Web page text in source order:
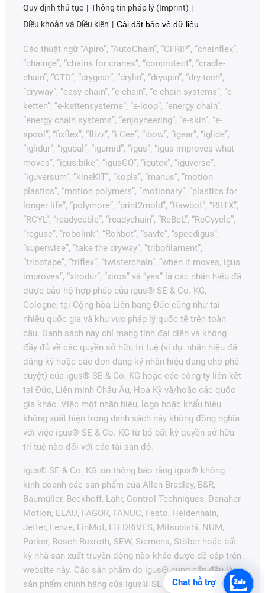
Quy định thủ tục
Thông tin pháp lý (Imprint)
Điều khoản và Điều kiện
Cài đặt bảo vệ dữ liệu
Các thuật ngữ “Apiro”, “AutoChain”, “CFRIP”, “chainflex”,
“chainge”, “chains for cranes”, “conprotect”, “cradle-
chain”, “CTD”, “drygear”, “drylin”, “dryspin”, “dry-tech”,
“dryway”, “easy chain”, “e-chain”, “e-chain systems”, “e-
ketten”, “e-kettensysteme”, “e-loop”, “energy chain”,
“energy chain systems”, “enjoyneering”, “e-skin”, “e-
spool”, “fixflex”, “flizz”, “i.Cee”, “ibow”, “igear”, “iglide”,
“iglidur”, “igubal”, “igumid”, “igus”, “igus improves what
moves”, “igus:bike”, “igusGO”, “igutex”, “iguverse”,
“iguversum”, “kineKIT”, “kopla”, “manus”, “motion
plastics”, “motion polymers”, “motionary”, “plastics for
longer life”, “polymore”, “print2mold”, “Rawbot”, “RBTX”,
“RCYL”, “readycable”, “readychain”, “ReBeL”, “ReCyycle”,
“reguse”, “robolink”, “Rohbot”, “savfe”, “speedigus”,
“superwise”, “take the dryway”, “tribofilament”,
“tribotape”, “triflex”, “twisterchain”, “when it moves, igus
improves”, “xirodur”, “xiros” và “yes” là các nhãn hiệu đã
được bảo hộ hợp pháp của igus® SE & Co. KG,
Cologne, tại Cộng hòa Liên bang Đức cũng như tại
nhiều quốc gia và khu vực pháp lý quốc tế trên toàn
cầu. Danh sách này chỉ mang tính đại diện và không
đầy đủ về các quyền sở hữu trí tuệ (ví dụ: nhãn hiệu đã
đăng ký hoặc các đơn đăng ký nhãn hiệu đang chờ phê
duyệt) của igus® SE & Co. KG hoặc các công ty liên kết
tại Đức, Liên minh Châu Âu, Hoa Kỳ và/hoặc các quốc
gia khác. Việc một nhãn hiệu, logo hoặc khẩu hiệu
không xuất hiện trong danh sách này không đồng nghĩa
với việc igus® SE & Co. KG từ bỏ bất kỳ quyền sở hữu
trí tuệ nào đối với các tài sản đó.
igus® SE & Co. KG xin thông báo rằng igus® không
kinh doanh các sản phẩm của Allen Bradley, B&R,
Baumüller, Beckhoff, Lahr, Control Techniques, Danaher
Motion, ELAU, FAGOR, FANUC, Festo, Heidenhain,
Jetter, Lenze, LinMot, LTi DRiVES, Mitsubishi, NUM,
Parker, Bosch Rexroth, SEW, Siemens, Stöber hoặc bất
kỳ nhà sản xuất truyền động nào khác được đề cập trên
website này. Các sản phẩm do igus® cung cấp đều là
sản phẩm chính hãng của igus® SE & Co. KG.
Chat hỗ trợ